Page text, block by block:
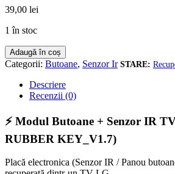
39,00 lei
1 în stoc
Cantitate
Butoane
Senzor
IR
RUBBER
KEY_V1.7
Adaugă în coș
Categorii: Butoane, Senzor Ir
Descriere
Recenzii (0)
⚡ Modul Butoane + Senzor IR
RUBBER KEY_V1.7)
Placă electronica (Senzor IR / Panou